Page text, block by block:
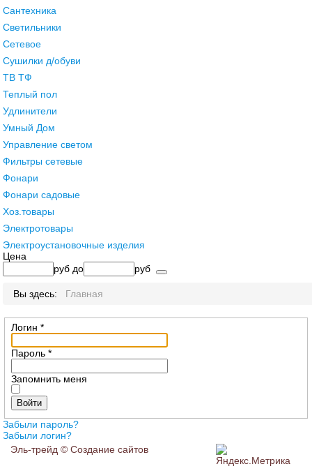
Сантехника
Светильники
Сетевое
Сушилки д/обуви
ТВ ТФ
Теплый пол
Удлинители
Умный Дом
Управление светом
Фильтры сетевые
Фонари
Фонари садовые
Хоз.товары
Электротовары
Электроустановочные изделия
Цена
руб до руб
Вы здесь: Главная
Логин *
Пароль *
Запомнить меня
Войти
Забыли пароль?
Забыли логин?
Эль-трейд © Создание сайтов